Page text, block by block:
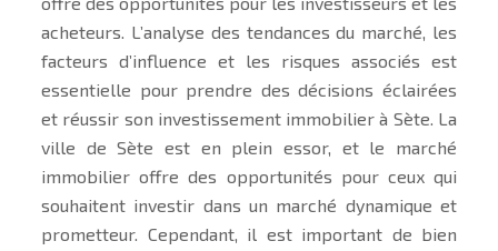
acheteurs. L’analyse des tendances du marché, les
facteurs d’influence et les risques associés est
essentielle pour prendre des décisions éclairées
et réussir son investissement immobilier à Sète. La
ville de Sète est en plein essor, et le marché
immobilier offre des opportunités pour ceux qui
souhaitent investir dans un marché dynamique et
prometteur. Cependant, il est important de bien